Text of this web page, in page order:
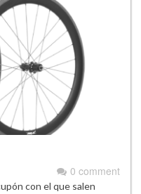
0 comment
con el que salen